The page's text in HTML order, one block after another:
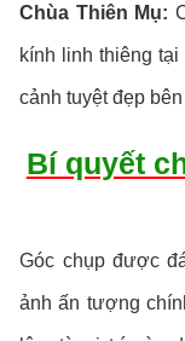
Chùa Thiên Mụ:
kính linh thiêng
cảnh tuyệt đẹp
Bí quyết
Góc chụp được
ảnh ấn tượng